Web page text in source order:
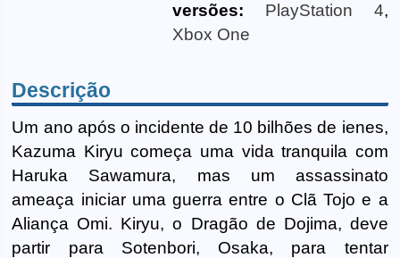
versões:
PlayStation 4,
Xbox One
Descrição
Um ano após o incidente de 10 bilhões de ienes,
Kazuma Kiryu começa uma vida tranquila com
Haruka Sawamura, mas um assassinato
ameaça iniciar uma guerra entre o Clã Tojo e a
Aliança Omi. Kiryu, o Dragão de Dojima, deve
partir para Sotenbori, Osaka, para tentar